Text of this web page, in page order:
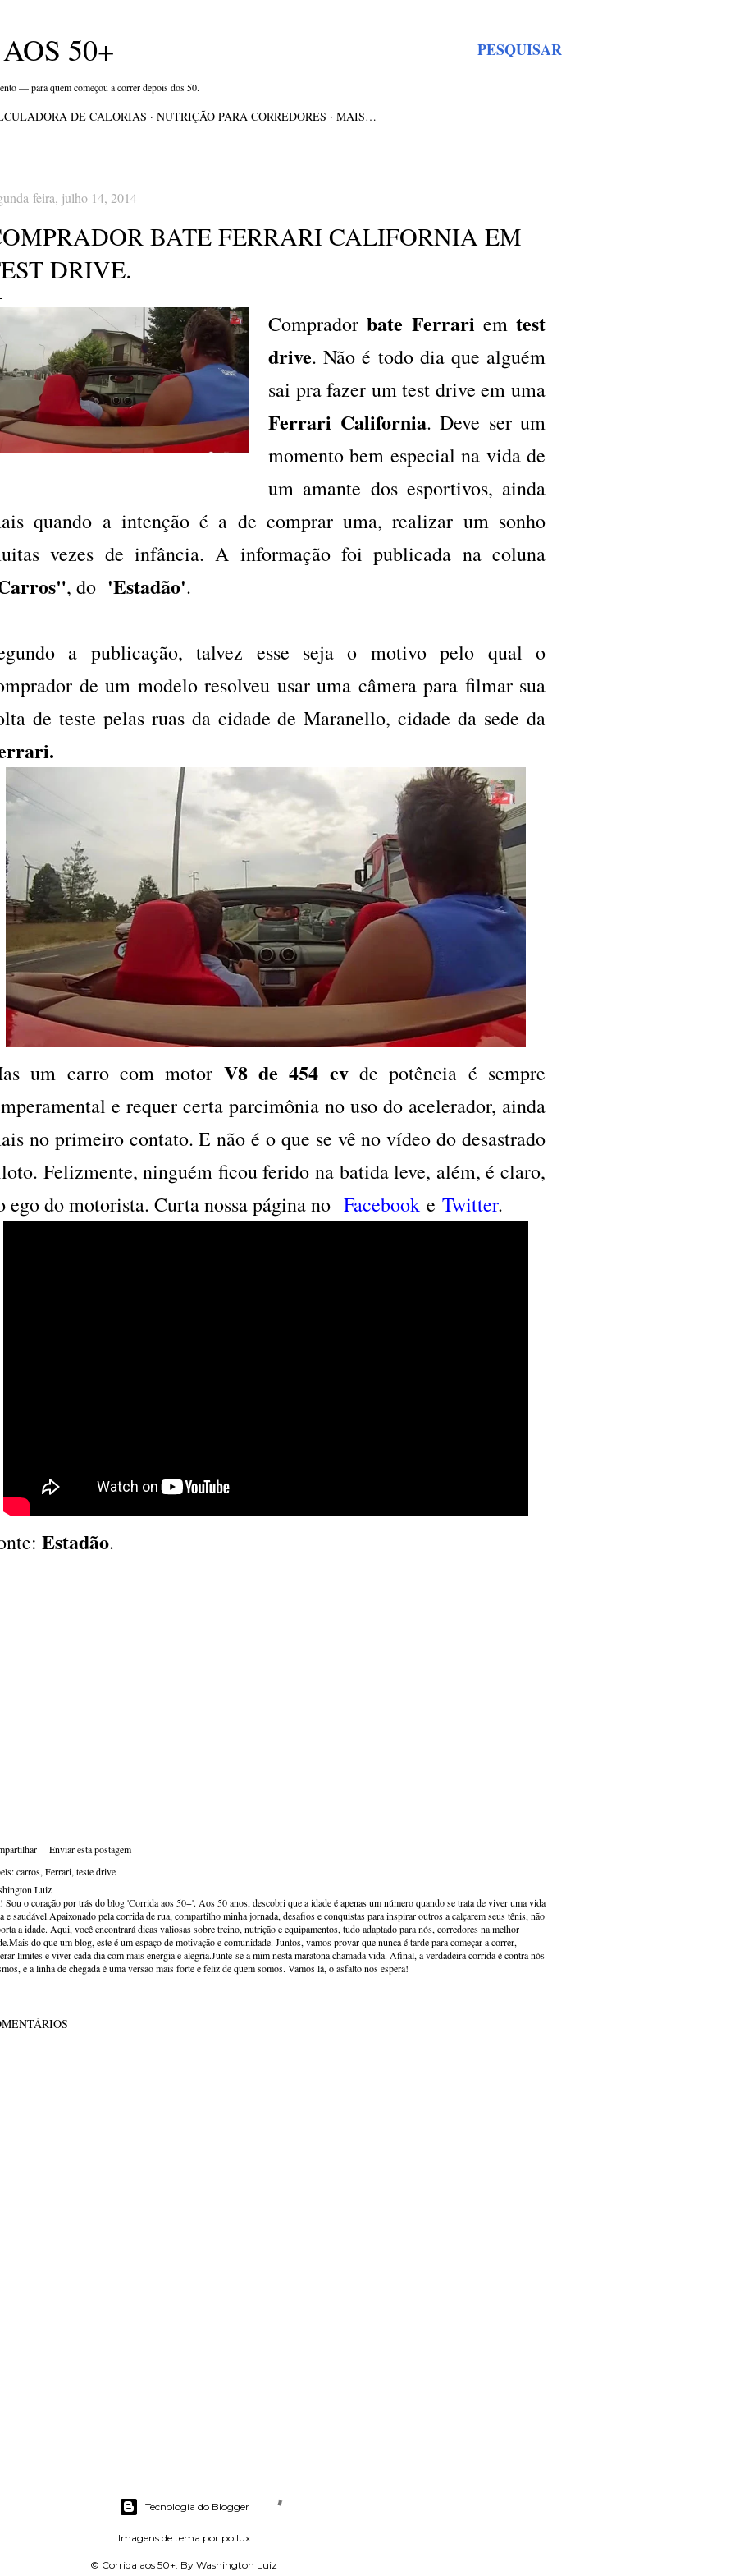
PESQUISAR
50+
— para quem começou a correr depois dos 50.
DE CALORIAS NUTRIÇÃO PARA CORREDORES MAIS…
feira, julho 14, 2014
BATE FERRARI CALIFORNIA EM
DRIVE.
Compradorbate Ferrari em test
drive. Não é todo dia que alguém
sai pra fazer um test drive em uma
Ferrari California. Deve ser um
momento bem especial na vida de
um amante dos esportivos, ainda
quando a intenção é a de comprar uma, realizar um sonho
vezes de infância. A informação foi publicada na coluna
, do 'Estadão'.
a publicação, talvez esse seja o motivo pelo qual o
de um modelo resolveu usar uma câmera para filmar sua
de teste pelas ruas da cidade de Maranello, cidade da sede da
um carro com motor V8 de 454 cvde potência é sempre
e requer certa parcimônia no uso do acelerador, ainda
no primeiro contato. E não é o que se vê no vídeo do desastrado
Felizmente, ninguém ficou ferido na batida leve, além, é claro,
ego do motorista. Curta nossa página no Facebook e Twitter.
Estadão.
Enviar esta postagem
carros Ferrari teste drive
Luiz
Sou o coração por trás do blog 'Corrida aos 50+'. Aos 50 anos, descobri que a idade é apenas um número quando se trata de viver uma vida
e saudável.Apaixonado pela corrida de rua, compartilho minha jornada, desafios e conquistas para inspirar outros a calçarem seus tênis, não
a idade. Aqui, você encontrará dicas valiosas sobre treino, nutrição e equipamentos, tudo adaptado para nós, corredores na melhor
do que um blog, este é um espaço de motivação e comunidade. Juntos, vamos provar que nunca é tarde para começar a correr,
limites e viver cada dia com mais energia e alegria.Junte-se a mim nesta maratona chamada vida. Afinal, a verdadeira corrida é contra nós
e a linha de chegada é uma versão mais forte e feliz de quem somos. Vamos lá, o asfalto nos espera!
Tecnologia do Blogger
Imagens de tema por pollux
© Corrida aos 50+. By Washington Luiz